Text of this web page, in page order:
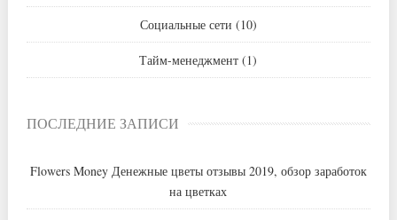
Социальные сети (10)
Тайм-менеджмент (1)
ПОСЛЕДНИЕ ЗАПИСИ
Flowers Money Денежные цветы отзывы 2019, обзор заработок
на цветках